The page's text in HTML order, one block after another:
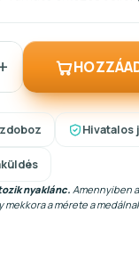
Hivatalos
nyaklánc.Amennyiben
a mérete a